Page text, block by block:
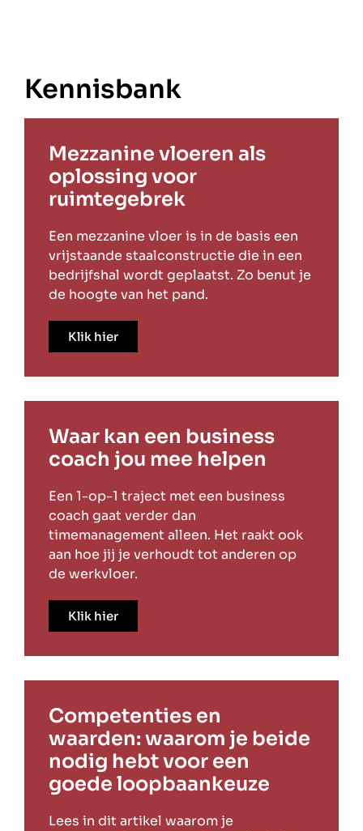
Kennisbank
Mezzanine vloeren als
oplossing voor
ruimtegebrek
Een mezzanine vloer is in de basis een
vrijstaande staalconstructie die in een
bedrijfshal wordt geplaatst. Zo benut je
de hoogte van het pand.
Klik hier
Waar kan een business
coach jou mee helpen
Een 1-op-1 traject met een business
coach gaat verder dan
timemanagement alleen. Het raakt ook
aan hoe jij je verhoudt tot anderen op
de werkvloer.
Klik hier
Competenties en
waarden: waarom je beide
nodig hebt voor een
goede loopbaankeuze
Lees in dit artikel waarom je